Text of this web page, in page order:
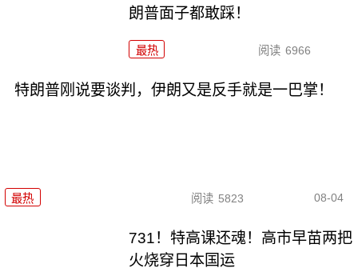
朗普面子都敢踩！
最热 阅读 6966
特朗普刚说要谈判，伊朗又是反手就是一巴掌！
最热 阅读 5823 08-04
731！特高课还魂！高市早苗两把
火烧穿日本国运